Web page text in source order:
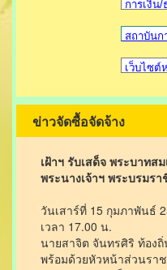
ข่าวจัดซื้อจัดจ้าง
เฝ้าฯ รับเสด็จ พระบาทส
พระนางเจ้าฯ พระบรมร
วันเสาร์ที่ 15 กุมภาพันธ์
เวลา 17.00 น.
นายสาจิต จันทรศิริ ท้อง
พร้อมด้วยหัวหน้าส่วนรา